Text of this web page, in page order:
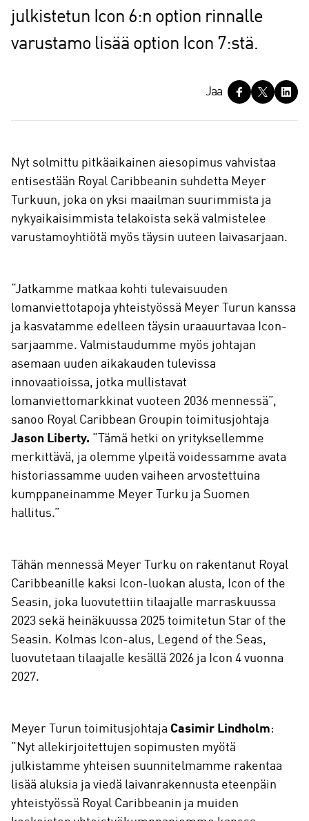
julkistetun Icon 6:n option rinnalle
varustamo lisää option Icon 7:stä.
a
Jaa
Nyt solmittu pitkäaikainen aiesopimus vahvistaa
entisestään Royal Caribbeanin suhdetta Meyer
Turkuun, joka on yksi maailman suurimmista ja
nykyaikaisimmista telakoista sekä valmistelee
varustamoyhtiötä myös täysin uuteen laivasarjaan.
“Jatkamme matkaa kohti tulevaisuuden
lomanviettotapoja yhteistyössä Meyer Turun kanssa
ja kasvatamme edelleen täysin uraauurtavaa Icon-
sarjaamme. Valmistaudumme myös johtajan
asemaan uuden aikakauden tulevissa
innovaatioissa, jotka mullistavat
lomanviettomarkkinat vuoteen 2036 mennessä”,
sanoo Royal Caribbean Groupin toimitusjohtaja
Jason Liberty. “Tämä hetki on yrityksellemme
merkittävä, ja olemme ylpeitä voidessamme avata
historiassamme uuden vaiheen arvostettuina
kumppaneinamme Meyer Turku ja Suomen
hallitus.”
Tähän mennessä Meyer Turku on rakentanut Royal
Caribbeanille kaksi Icon-luokan alusta, Icon of the
Seasin, joka luovutettiin tilaajalle marraskuussa
2023 sekä heinäkuussa 2025 toimitetun Star of the
Seasin. Kolmas Icon-alus, Legend of the Seas,
luovutetaan tilaajalle kesällä 2026 ja Icon 4 vuonna
2027.
Meyer Turun toimitusjohtaja Casimir Lindholm:
”Nyt allekirjoitettujen sopimusten myötä
julkistamme yhteisen suunnitelmamme rakentaa
lisää aluksia ja viedä laivanrakennusta eteenpäin
yhteistyössä Royal Caribbeanin ja muiden